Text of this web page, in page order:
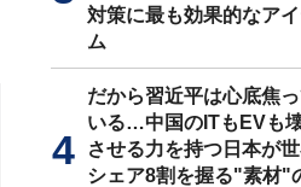
対策に最も効果的なア
ム
だから習近平は心底焦
いる…中国のITもEVも
させる力を持つ日本が
シェア8割を握る"素材"